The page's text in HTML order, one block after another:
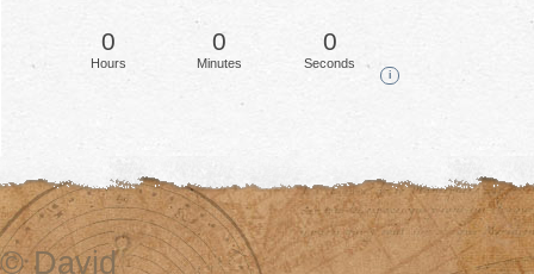
0
Hours
0
Minutes
0
Seconds
i
© David